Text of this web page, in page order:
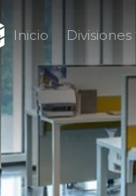
Inicio Divisiones